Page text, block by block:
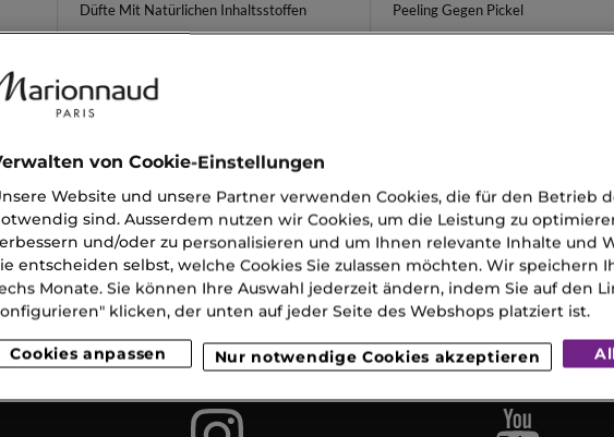
Düfte Mit Natürlichen Inhaltsstoffen Peeling Gegen Pickel
Produkte Für Intensive
Feuchtigkeitsversorgung Gesicht
Gratis
Lieferung
ab CHF 120
Gratis
Proben
2
von Cookie-Einstellungen
Website und unsere Partner verwenden Cookies, die für den Betrieb
sind. Ausserdem nutzen wir Cookies, um die Leistung zu
und/oder zu personalisieren und um Ihnen relevante Inhalte und
entscheiden selbst, welche Cookies Sie zulassen möchten. Wir speichern
Monate. Sie können Ihre Auswahl jederzeit ändern, indem Sie auf den
klicken, der unten auf jeder Seite des Webshops platziert ist.
Cookies anpassen Nur notwendige Cookies akzeptieren